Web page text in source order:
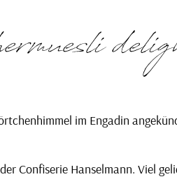
im Engadin
Confiserie Hanselmann. Viel